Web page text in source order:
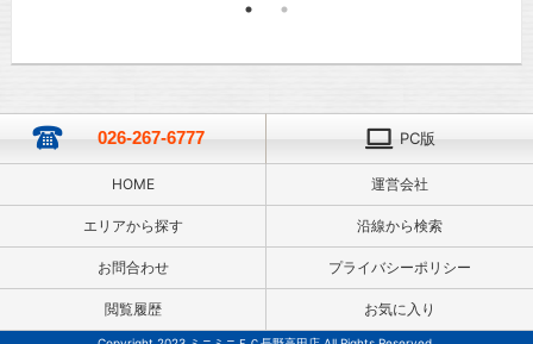
026-267-6777 PC版
HOME 運営会社
エリアから探す 沿線から検索
お問合わせ プライバシーポリシー
閲覧履歴 お気に入り